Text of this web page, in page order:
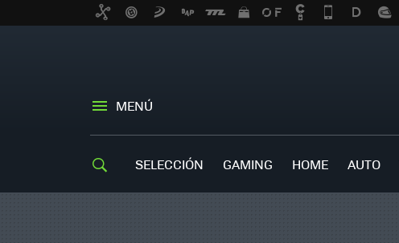
MENÚ
SELECCIÓN GAMING HOME AUTO